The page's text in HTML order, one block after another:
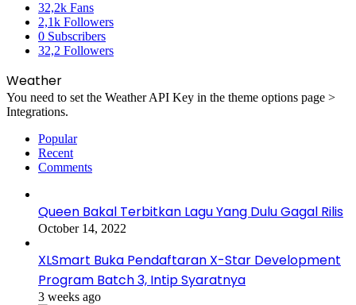
32,2k Fans
2,1k Followers
0 Subscribers
32,2 Followers
Weather
You need to set the Weather API Key in the theme options page >
Integrations.
Popular
Recent
Comments
Queen Bakal Terbitkan Lagu Yang Dulu Gagal Rilis
October 14, 2022
XLSmart Buka Pendaftaran X-Star Development
Program Batch 3, Intip Syaratnya
3 weeks ago